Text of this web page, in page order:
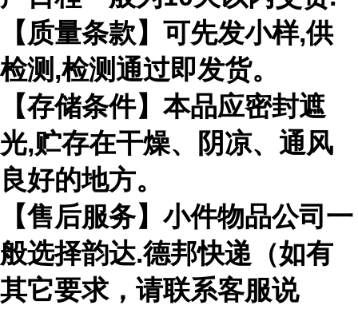
【质量条款】可先发小样,供
检测,检测通过即发货。
【存储条件】本品应密封遮
光,贮存在干燥、阴凉、通风
良好的地方。
【售后服务】小件物品公司一
般选择韵达.德邦快递（如有
其它要求，请联系客服说